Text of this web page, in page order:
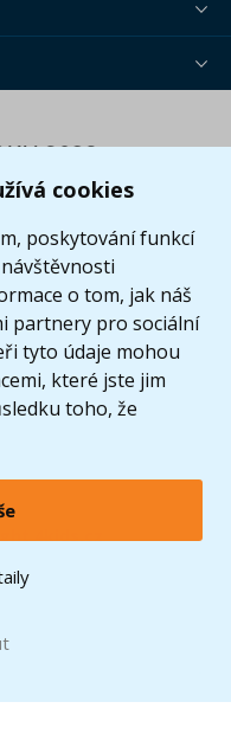
cookies
poskytování funkcí
o tom, jak náš
partnery pro sociální
tyto údaje mohou
které jste jim
toho, že
4kids.cz
společnosti LEGO Group. ©
od